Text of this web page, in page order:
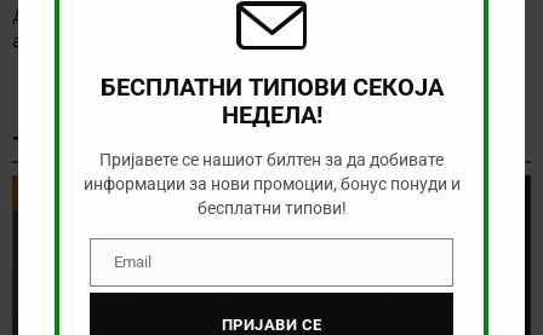
Денес нема солидна понуда за обложување, а ние ќе го
анализираме дуелот од исландската лига
ТИКЕТ НА ДЕНОТ
ТИКЕТ НА ДЕНОТ
БЕСПЛАТНИ ТИПОВИ СЕКОЈА
НЕДЕЛА!
Пријавете се нашиот билтен за да добивате
информации за нови промоции, бонус понуди и
бесплатни типови!
EmailEmail
ПРИЈАВИ СЕ